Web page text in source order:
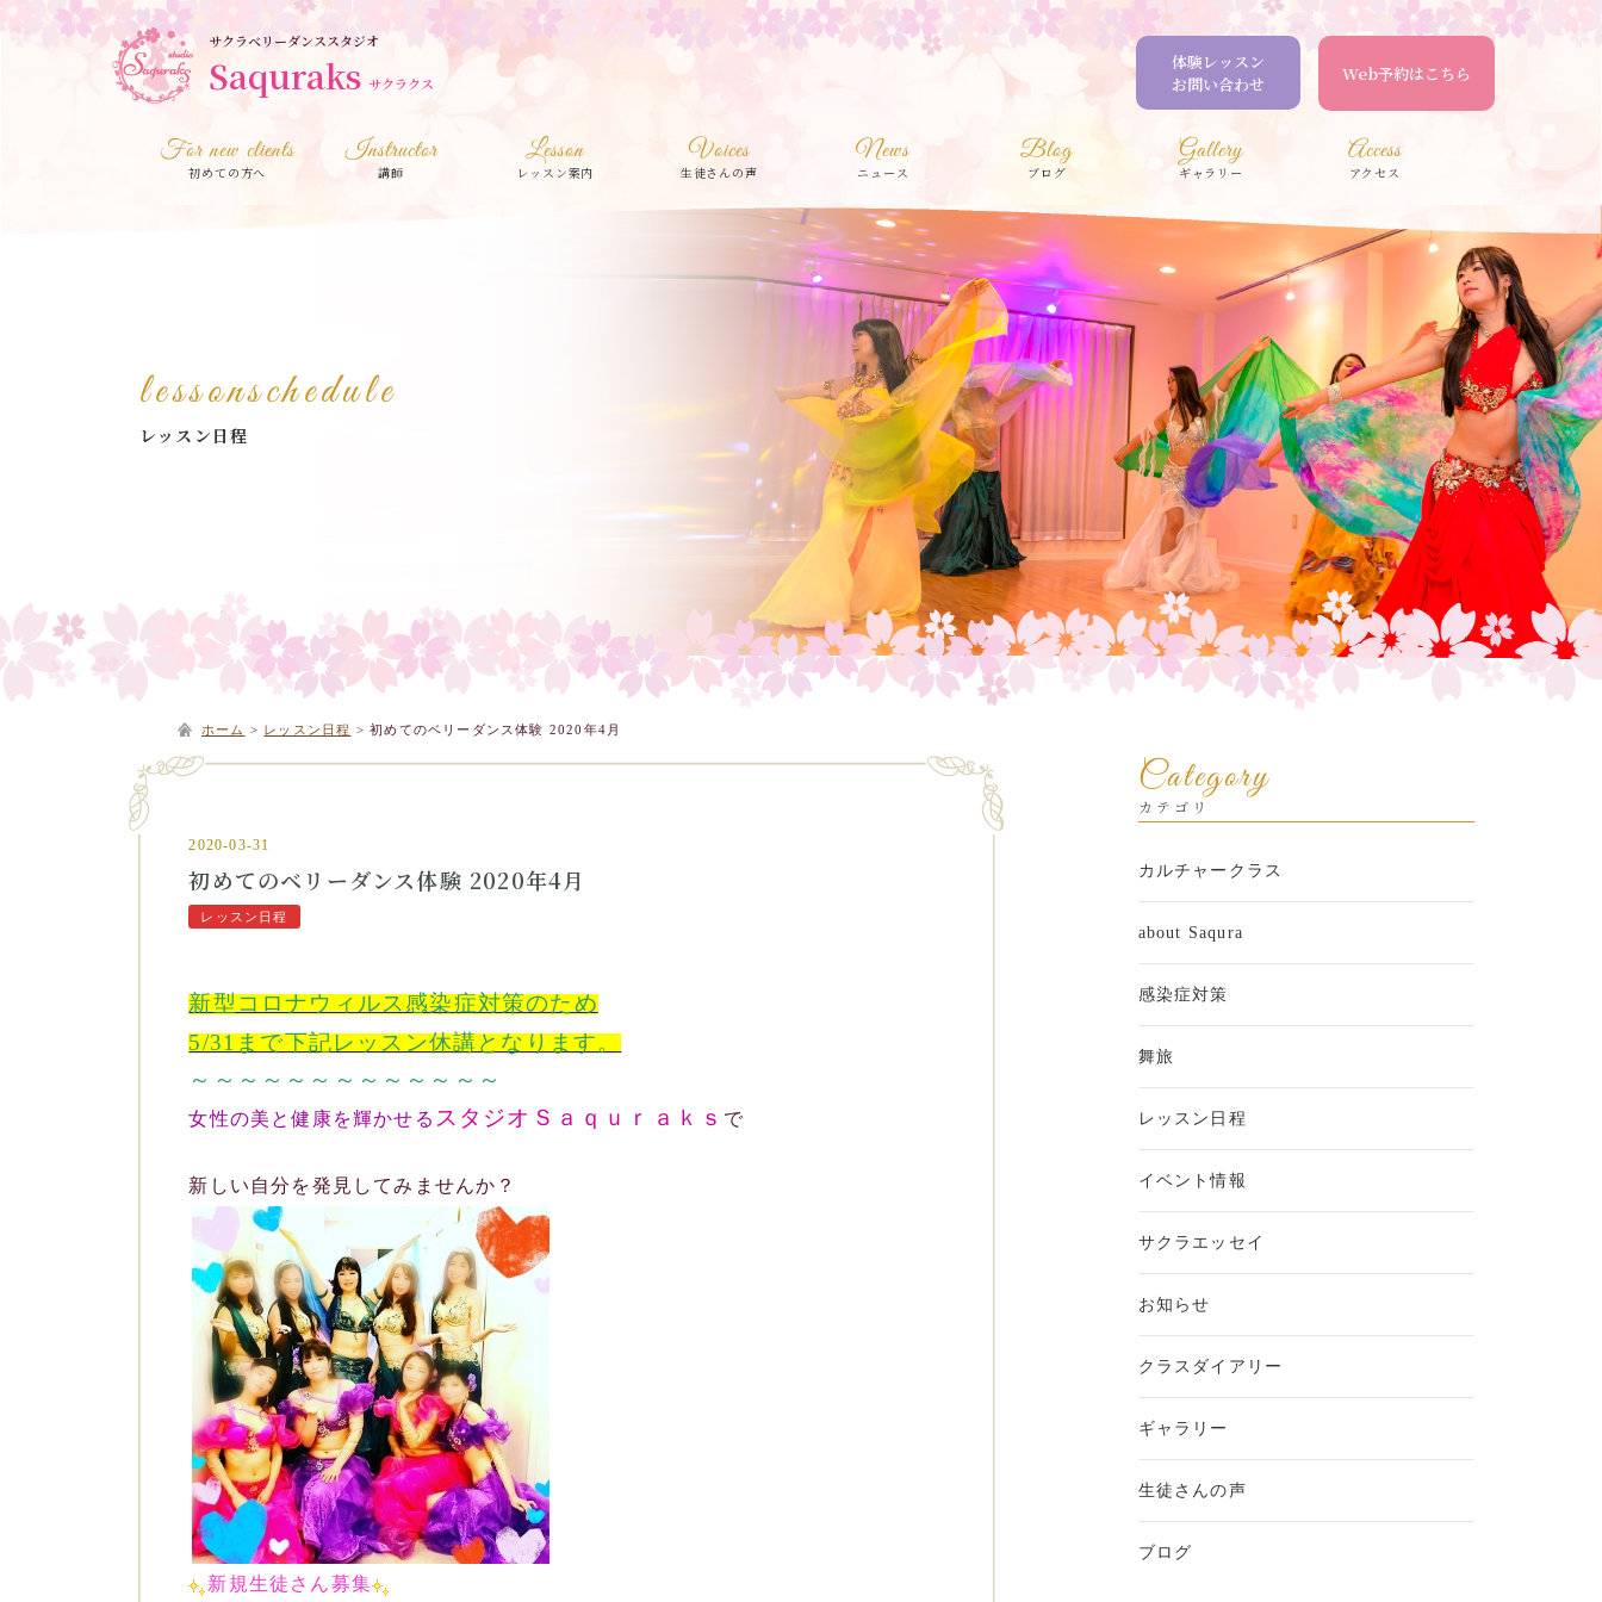
サクラベリーダンススタジオ
Saquraks サクラクス
体験レッスン
お問い合わせ
Web予約はこちら
For new clients
初めての方へ
Instructor
講師
Lesson
レッスン案内
Voices
生徒さんの声
News
ニュース
Blog
ブログ
Gallery
ギャラリー
Access
アクセス
lessonschedule
レッスン日程
ホーム > レッスン日程 >初めてのベリーダンス体験 2020年4月
2020-03-31
初めてのベリーダンス体験 2020年4月
レッスン日程
新型コロナウィルス感染症対策のため
5/31まで下記レッスン休講となります。
～～～～～～～～～～～～～
女性の美と健康を輝かせる スタジオ Ｓａｑｕｒａｋｓ で
新しい自分を発見してみませんか？
新規生徒さん募集
Category
カテゴリ
カルチャークラス
about Saqura
感染症対策
舞旅
レッスン日程
イベント情報
サクラエッセイ
お知らせ
クラスダイアリー
ギャラリー
生徒さんの声
ブログ